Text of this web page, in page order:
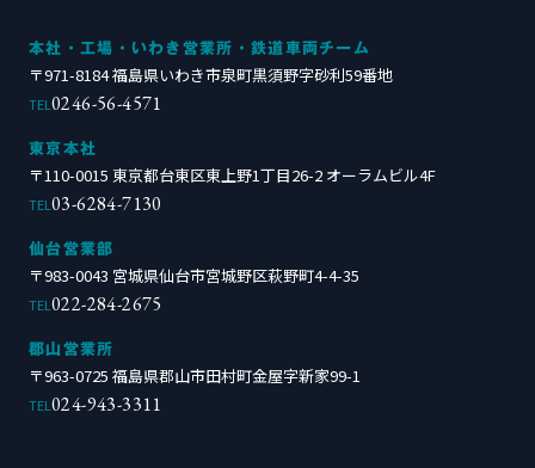
本社・工場・いわき営業所・鉄道車両チーム
〒971-8184 福島県いわき市泉町黒須野字砂利59番地
TEL0246-56-4571
東京本社
〒110-0015 東京都台東区東上野1丁目26-2 オーラムビル4F
TEL03-6284-7130
仙台営業部
〒983-0043 宮城県仙台市宮城野区萩野町4-4-35
TEL022-284-2675
郡山営業所
〒963-0725 福島県郡山市田村町金屋字新家99-1
TEL024-943-3311